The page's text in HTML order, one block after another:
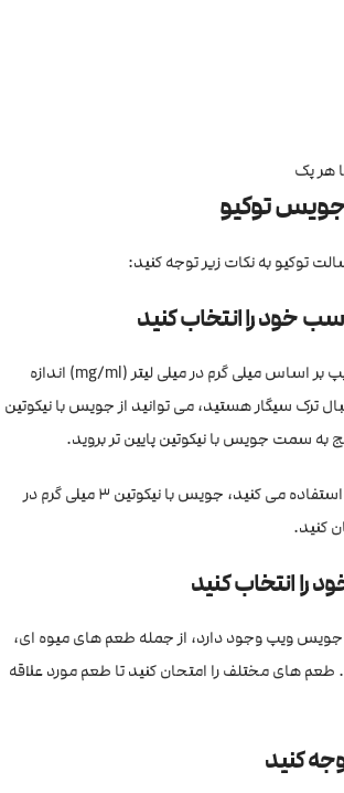
هر پک
جویس توکیو
توکیو به نکات زیر توجه کنید:
خود را انتخاب کنید
میزان نیکوتین جویس ویپ بر اساس میلی گرم در میلی لیتر (mg/ml) اندازه
ترک سیگار هستید، می توانید از جویس با نیکوتین
به سمت جویس با نیکوتین پایین تر بروید.
اگر برای اولین بار از ویپ استفاده می کنید، جویس با نیکوتین 3 میلی گرم در
کنید.
را انتخاب کنید
ویپ وجود دارد، از جمله طعم های میوه ای،
های مختلف را امتحان کنید تا طعم مورد علاقه
کنید